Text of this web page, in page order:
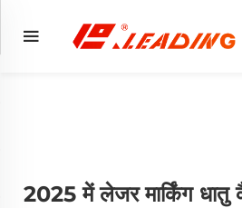
2025 में लेजर मार्किंग